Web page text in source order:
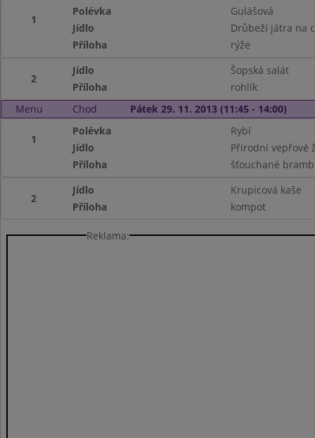
1
Polévka
Gulášová
Jídlo
Drůbeží játra na
Příloha
rýže
2
Jídlo
Šopská salát
Příloha
rohlík
Menu
Chod Pátek 29. 11. 2013 (11:45 - 14:00)
1
Polévka
Rybí
Jídlo
Přírodní vepřové
Příloha
šťouchané
2
Jídlo
Krupicová kaše
Příloha
kompot
Reklama: